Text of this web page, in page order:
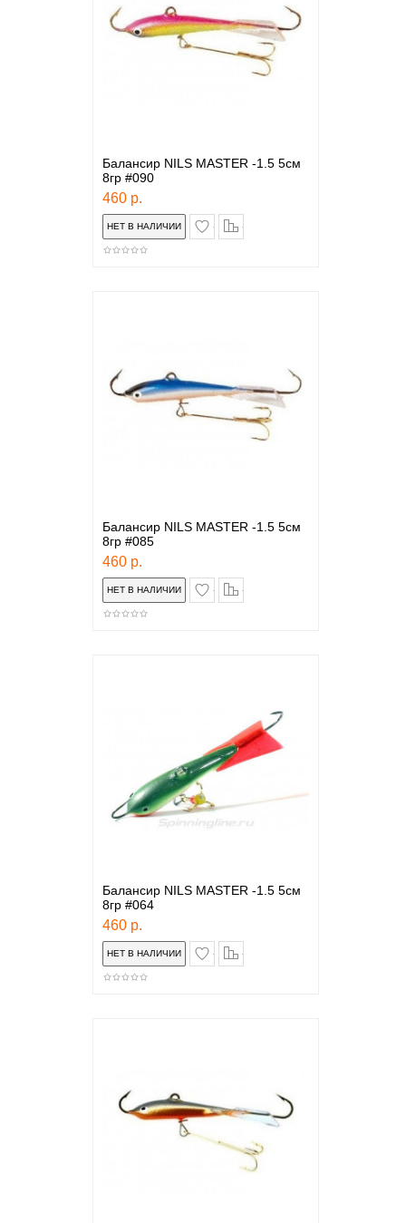
Балансир NILS MASTER -1.5 5см
8гр #090
460 р.
в закладки
Балансир NILS MASTER -1.5 5см
8гр #085
460 р.
в закладки
Балансир NILS MASTER -1.5 5см
8гр #064
460 р.
в закладки